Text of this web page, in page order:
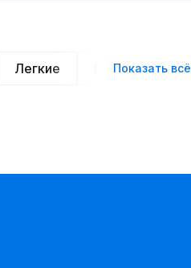
Легкие Нарядные
Показать всё